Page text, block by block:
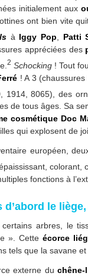
initialement aux
ont bien vite
à Iggy Pop Patti
appréciées des
2 Schocking ! Tout
! A 3
1914, 8065), des
de tous âges. Sa
cosmétique Doc
qui explosent de
européen,
colorant,
fonctions à
d’abord le
certains arbres, le
». Cetteécorce
tels que la savane
externe duchêne-